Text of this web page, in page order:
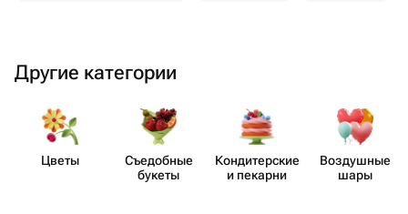
Другие категории
Цветы
Съедобные
букеты
Кондит​ерские
и пекарни
Воздушные
шары